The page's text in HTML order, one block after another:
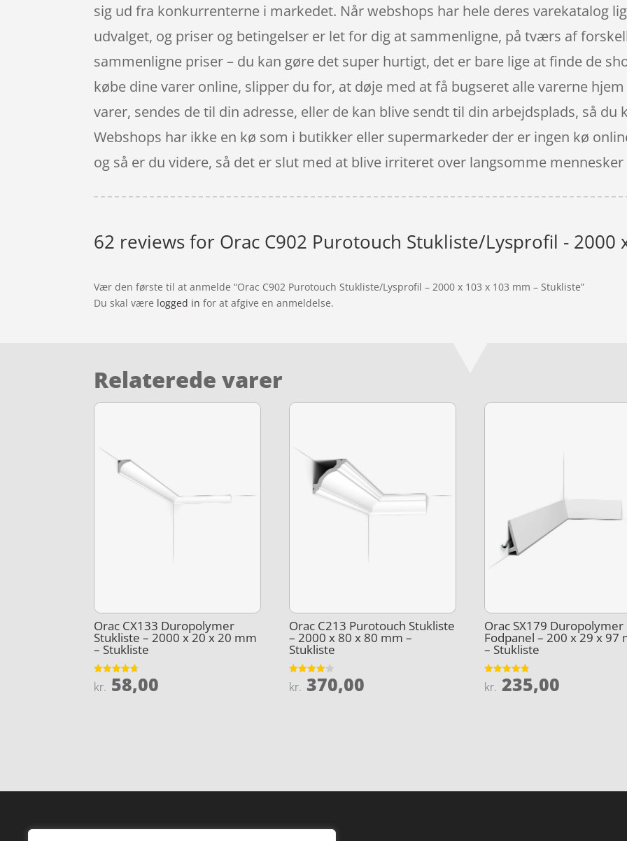
sig ud fra konkurrenterne i markedet. Når webshops har hele deres varekatalog
udvalget, og priser og betingelser er let for dig at sammenligne, på tværs af
sammenligne priser – du kan gøre det super hurtigt, det er bare lige at finde de
købe dine varer online, slipper du for, at døje med at få bugseret alle varerne
varer, sendes de til din adresse, eller de kan blive sendt til din arbejdsplads, så
Webshops har ikke en kø som i butikker eller supermarkeder der er ingen kø
og så er du videre, så det er slut med at blive irriteret over langsomme
62 reviews for Orac C902 Purotouch Stukliste/Lysprofil - 2000
Vær den første til at anmelde “Orac C902 Purotouch Stukliste/Lysprofil – 2000 x 103 x 103 mm – Stukliste”
Du skal være logged in for at afgive en anmeldelse.
Relaterede varer
Orac CX133 Duropolymer
Stukliste – 2000 x 20 x 20 mm
– Stukliste
Vurderet
4.7
kr. 58,00
Orac C213 Purotouch Stukliste
– 2000 x 80 x 80 mm –
Stukliste
Vurderet
3.9
kr. 370,00
Orac SX179 Duropolymer
Fodpanel – 200 x 29 x 97
– Stukliste
Vurderet
4.8
kr. 235,00